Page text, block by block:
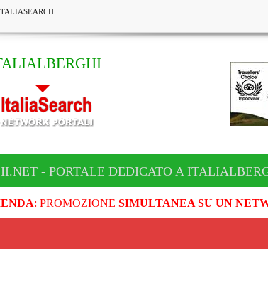
- PORTALE DEDICATO A
: PROMOZIONE SIMULTANEA SU UN